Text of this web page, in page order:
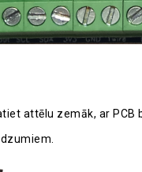
attēlu zemāk, ar PCB